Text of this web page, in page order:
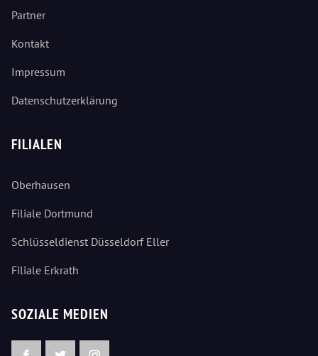
Partner
Kontakt
Impressum
Datenschutzerklärung
FILIALEN
Oberhausen
Filiale Dortmund
Schlüsseldienst Düsseldorf Eller
Filiale Erkrath
SOZIALE MEDIEN